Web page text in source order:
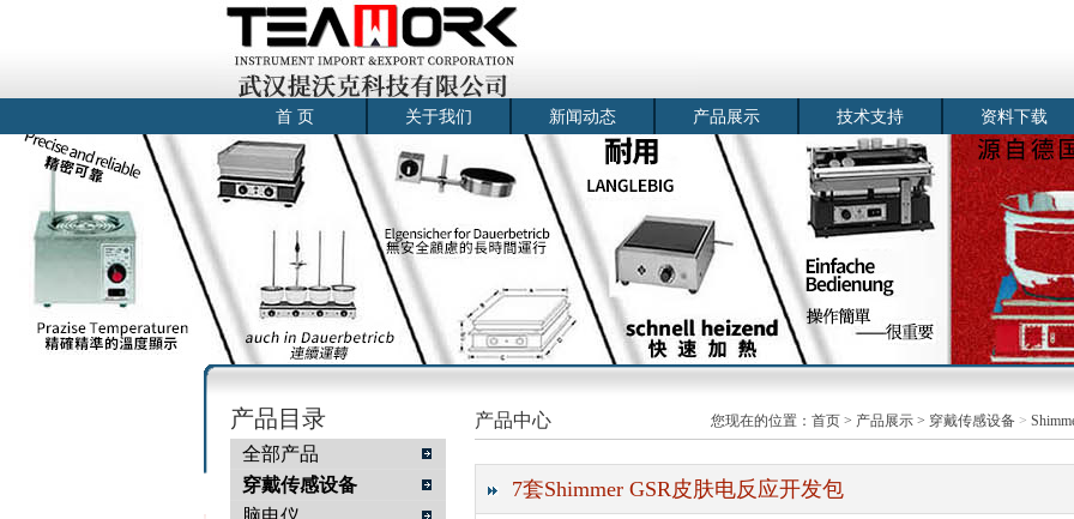
首 页 关于我们 新闻动态 产品展示 技术支持 资料下载
产品目录
全部产品
穿戴传感设备
产品中心 您现在的位置： 首页 > 产品展示 > 穿戴传感设备 >
7套Shimmer GSR皮肤电反应开发包